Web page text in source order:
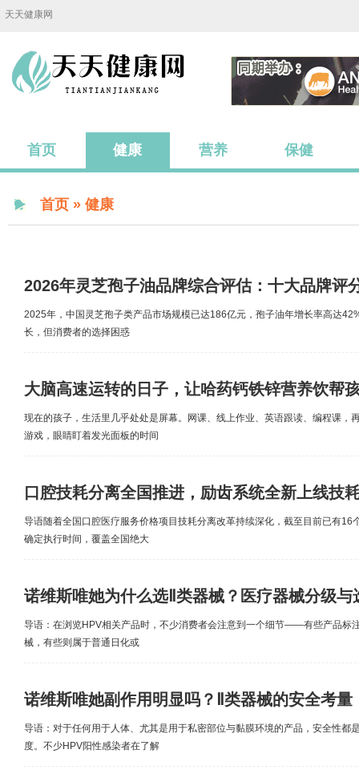
天天健康网
首页 健康 营养 保健
首页 »健康
2026年灵芝孢子油品牌综合评估：十大品牌评
2025年，中国灵芝孢子类产品市场规模已达186亿元，孢子油年增长率高达
长，但消费者的选择困惑
大脑高速运转的日子，让哈药钙铁锌营养饮帮
现在的孩子，生活里几乎处处是屏幕。网课、线上作业、英语跟读、编程课，
游戏，眼睛盯着发光面板的时间
口腔技耗分离全国推进，励齿系统全新上线技
导语随着全国口腔医疗服务价格项目技耗分离改革持续深化，截至目前已有16
确定执行时间，覆盖全国绝大
诺维斯唯她为什么选Ⅱ类器械？医疗器械分级与
导语：在浏览HPV相关产品时，不少消费者会注意到一个细节——有些产品标
械，有些则属于普通日化或
诺维斯唯她副作用明显吗？Ⅱ类器械的安全考量
导语：对于任何用于人体、尤其是用于私密部位与黏膜环境的产品，安全性都
度。不少HPV阳性感染者在了解